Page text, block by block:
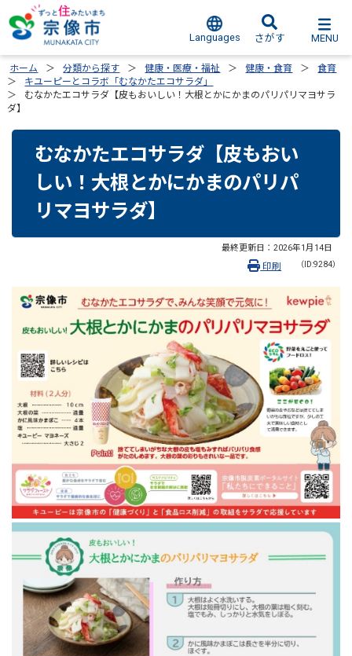
Languages さがす MENU
ホーム 分類から探す 健康・医療・福祉 健康・食育
食育
キユーピーとコラボ「むなかたエコサラダ」
むなかたエコサラダ【皮もおいしい！大根とかにかまのパリパリマヨサラ
ダ】
むなかたエコサラダ【皮もおい
しい！大根とかにかまのパリパ
リマヨサラダ】
最終更新日： 2026年1月14日
（ID:9284）
印刷